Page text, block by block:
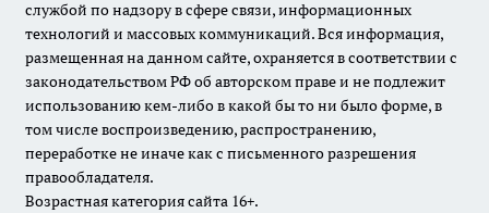
службой по надзору в сфере связи, информационных
технологий и массовых коммуникаций. Вся информация,
размещенная на данном сайте, охраняется в соответствии с
законодательством РФ об авторском праве и не подлежит
использованию кем-либо в какой бы то ни было форме, в
том числе воспроизведению, распространению,
переработке не иначе как с письменного разрешения
правообладателя.
Возрастная категория сайта 16+.